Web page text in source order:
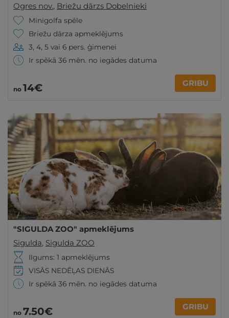
Ogres nov., Briežu dārzs Dobelnieki
Minigolfa spēle
Briežu dārza apmeklējums
3, 4, 5 vai 6 pers. ģimenei
Ir spēkā 36 mēn. no iegādes datuma
no 14€ GRIBU
"SIGULDA ZOO" apmeklējums
Sigulda, Sigulda ZOO
Ilgums: 1 apmeklējums
VISĀS NEDĒĻAS DIENĀS
Ir spēkā 36 mēn. no iegādes datuma
no 7.50€ GRIBU